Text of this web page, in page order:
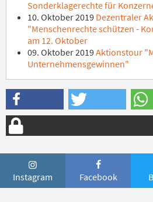
Sonderklagerechte für
10. Oktober 2019 Dezentraler
"Menschenrechte schützen -
am 12. Oktober
09. Oktober 2019Aktionstour
Unternehmensgewinnen"
Instagram Facebook